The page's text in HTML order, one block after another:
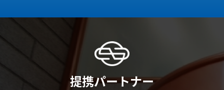
提携パートナー